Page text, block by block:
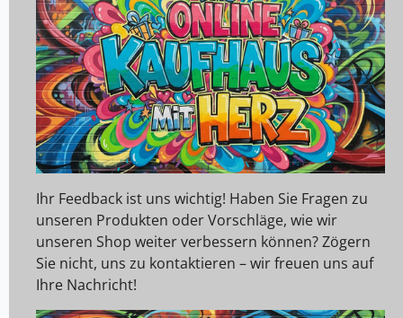
Ihr Feedback ist uns wichtig! Haben Sie Fragen zu
unseren Produkten oder Vorschläge, wie wir
unseren Shop weiter verbessern können? Zögern
Sie nicht, uns zu kontaktieren – wir freuen uns auf
Ihre Nachricht!